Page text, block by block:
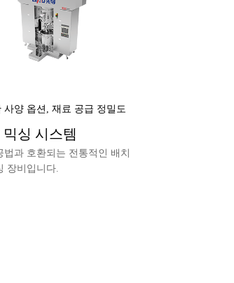
사양 옵션, 재료 공급 정밀도
믹싱 시스템
법과 호환되는 전통적인 배치
장비입니다.